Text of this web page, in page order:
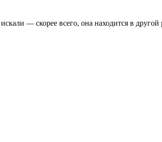
— скорее всего, она находится в